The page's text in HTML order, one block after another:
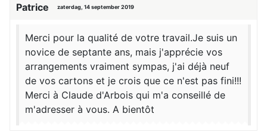
Patrice zaterdag, 14 september 2019
Merci pour la qualité de votre travail.Je suis un
novice de septante ans, mais j'apprécie vos
arrangements vraiment sympas, j'ai déjà neuf
de vos cartons et je crois que ce n'est pas fini!!!
Merci à Claude d'Arbois qui m'a conseillé de
m'adresser à vous. A bientôt